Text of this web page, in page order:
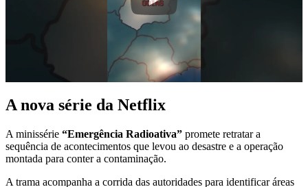
A nova série da Netflix
A minissérie “Emergência Radioativa” promete retratar a
sequência de acontecimentos que levou ao desastre e a operação
montada para conter a contaminação.
A trama acompanha a corrida das autoridades para identificar áreas